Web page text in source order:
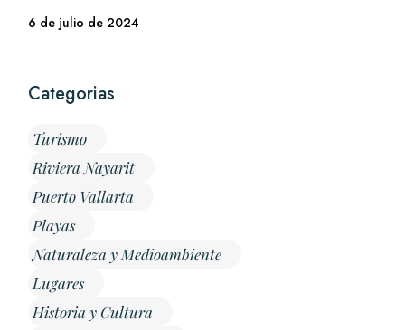
6 de julio de 2024
Categorias
Turismo
Riviera Nayarit
Puerto Vallarta
Playas
Naturaleza y Medioambiente
Lugares
Historia y Cultura